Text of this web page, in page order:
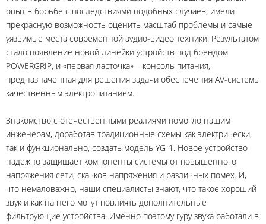
опыт в борьбе с последствиями подобных случаев, имели
прекрасную возможность оценить масштаб проблемы и самые
уязвимые места современной аудио-видео техники. Результатом
стало появление новой линейки устройств под брендом
POWERGRIP, и «первая ласточка» – консоль питания,
предназначенная для решения задачи обеспечения AV-системы
качественным электропитанием.
Знакомство с отечественными реалиями помогло нашим
инженерам, доработав традиционные схемы как электрически,
так и функционально, создать модель YG-1. Новое устройство
надёжно защищает компоненты системы от повышенного
напряжения сети, скачков напряжения и различных помех. И,
что немаловажно, наши специалисты знают, что такое хороший
звук и как на него могут повлиять дополнительные
фильтрующие устройства. Именно поэтому гуру звука работали в